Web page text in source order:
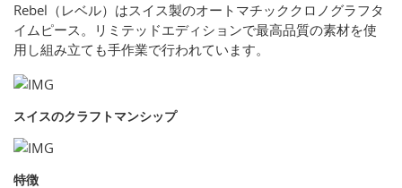
Rebel（レベル）はスイス製のオートマチッククロノグラフタ
イムピース。リミテッドエディションで最高品質の素材を使
用し組み立ても手作業で行われています。
スイスのクラフトマンシップ
特徴